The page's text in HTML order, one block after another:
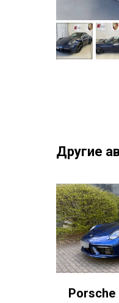
Другие
Porsche